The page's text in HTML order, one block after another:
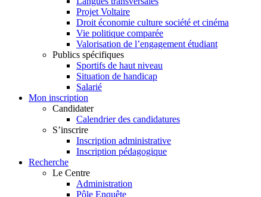
Projet Voltaire
Droit économie culture société et cinéma
Vie politique comparée
Valorisation de l’engagement étudiant
Publics spécifiques
Sportifs de haut niveau
Situation de handicap
Salarié
Mon inscription
Candidater
Calendrier des candidatures
S’inscrire
Inscription administrative
Inscription pédagogique
Recherche
Le Centre
Administration
Pôle Enquête